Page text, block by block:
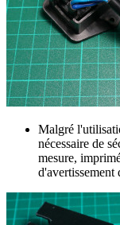
Malgré
nécessaire de
mesure,
d'avertissement